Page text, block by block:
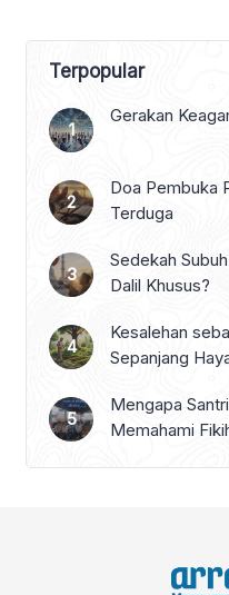
Terpopular
Gerakan
Doa Pembuka
Terduga
Sedekah
Dalil Khusus?
Kesalehan
Sepanjang
Mengapa
Memahami